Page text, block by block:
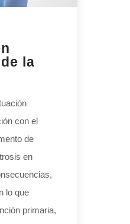
la
con el
de
en
lo que
primaria,